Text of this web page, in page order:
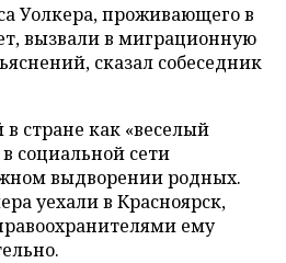
Уолкера, проживающего в
вызвали в миграционную
сказал собеседник
стране как «веселый
социальной сети
выдворении родных.
уехали в Красноярск,
ему